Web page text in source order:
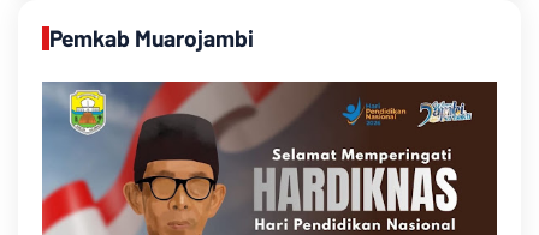
Pemkab Muarojambi